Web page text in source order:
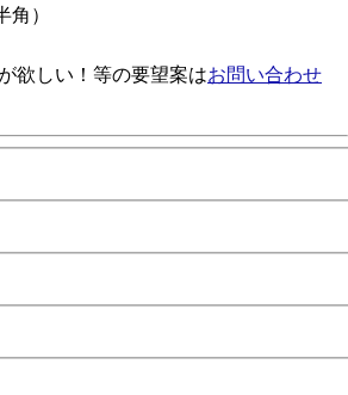
）
欲しい！等の要望案はお問い合わせ